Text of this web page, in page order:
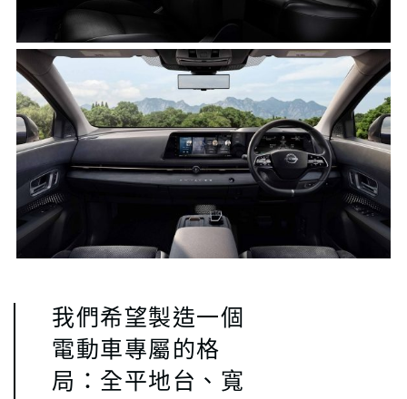
我們希望製造一個
電動車專屬的格
局：全平地台、寬